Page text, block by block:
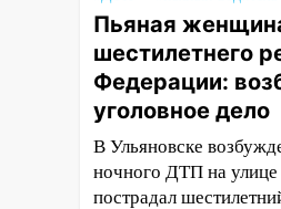
14:16 Шторм
ломать город:
Шевцовой
14:14 Студента
обманули
видом
Пьяная
шестилетнего
Федерации:
уголовное дело
В Ульяновске
ночного ДТП на
пострадал